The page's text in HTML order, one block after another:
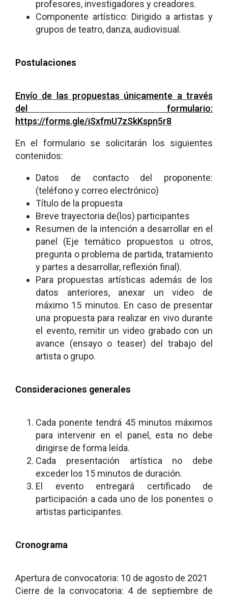
profesores, investigadores y creadores.
Componente artístico: Dirigido a artistas y
grupos de teatro, danza, audiovisual.
Postulaciones
Envío de las propuestas únicamente a través
del formulario:
https://forms.gle/iSxfmU7zSkKspn5r8
En el formulario se solicitarán los siguientes
contenidos:
Datos de contacto del proponente:
(teléfono y correo electrónico)
Título de la propuesta
Breve trayectoria de(los) participantes
Resumen de la intención a desarrollar en el
panel (Eje temático propuestos u otros,
pregunta o problema de partida, tratamiento
y partes a desarrollar, reflexión final).
Para propuestas artísticas además de los
datos anteriores, anexar un video de
máximo 15 minutos. En caso de presentar
una propuesta para realizar en vivo durante
el evento, remitir un video grabado con un
avance (ensayo o teaser) del trabajo del
artista o grupo.
Consideraciones generales
Cada ponente tendrá 45 minutos máximos
para intervenir en el panel, esta no debe
dirigirse de forma leída.
Cada presentación artística no debe
exceder los 15 minutos de duración.
El evento entregará certificado de
participación a cada uno de los ponentes o
artistas participantes.
Cronograma
Apertura de convocatoria: 10 de agosto de 2021
Cierre de la convocatoria: 4 de septiembre de